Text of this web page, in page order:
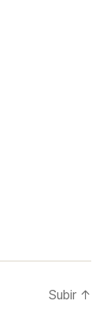
Subir ↑